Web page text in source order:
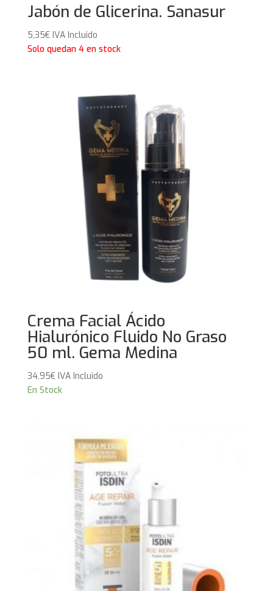
Jabón de Glicerina. Sanasur
5,35€ IVA Incluido
Solo quedan 4 en stock
Crema Facial Ácido
Hialurónico Fluido No Graso
50 ml. Gema Medina
34,95€ IVA Incluido
En Stock